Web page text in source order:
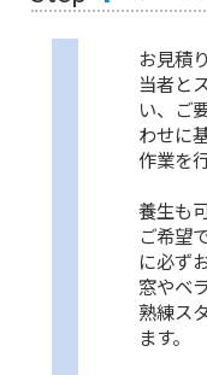
お見積
当者と
い、ご
わせに
作業を
養生も
ご希望
に必ず
窓やベ
熟練ス
ます。